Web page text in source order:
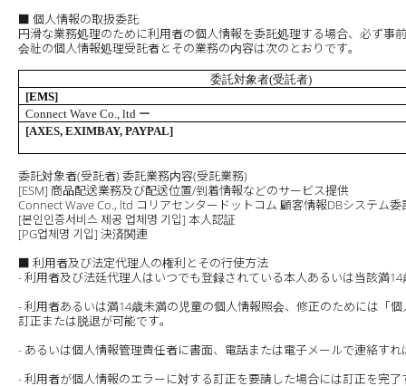
■ 個人情報の取扱委託
円滑な業務処理のために利用者の個人情報を委託処理する場合、必ず
会社の個人情報処理受託者とその業務の内容は次のとおりです。
委託対象者(受託者)
[EMS]
Connect Wave Co., ltd ー
[AXES, EXIMBAY, PAYPAL]
委託対象者(受託者) 委託業務内容(受託業務)
[ESM] 商品配送業務及び配送位置/到着情報などのサービス提供
Connect Wave Co., ltd コリアセンタードットコム 顧客情報DBシステム
[본인인증서비스 제공 업체명 기입] 本人認証
[PG업체명 기입] 決済関連
■ 利用者及び法定代理人の権利とその行使方法
- 利用者及び法廷代理人はいつでも登録されている本人あるいは当該満
- 利用者あるいは満14歳未満の児童の個人情報照会、修正のためには「
訂正または脱退が可能です。
- あるいは個人情報管理責任者に書面、電話または電子メールで連絡す
- 利用者が個人情報のエラーに対する訂正を要請した場合には訂正を完